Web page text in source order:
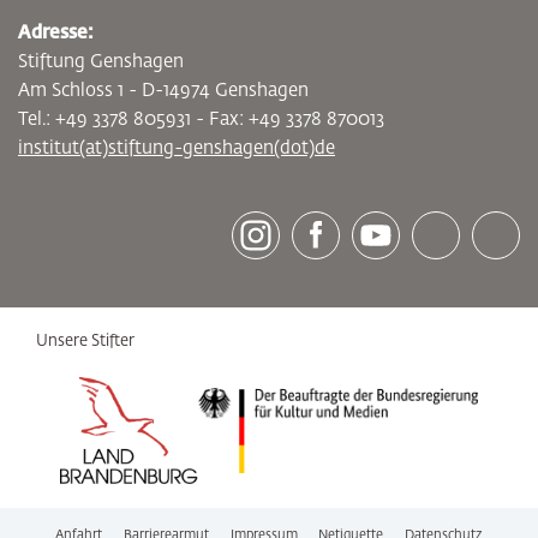
[socialLinksTitle]
Adresse:
Stiftung Genshagen
Am Schloss 1 - D-14974 Genshagen
Tel.: +49 3378 805931 - Fax: +49 3378 870013
institut(at)stiftung-genshagen(dot)de
Unsere Stifter
Anfahrt Barrierearmut Impressum Netiquette Datenschutz